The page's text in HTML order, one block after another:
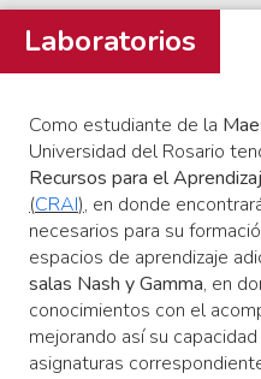
Laboratorios
Como estudiante de la
Universidad del Rosario
Recursos para el
(CRAI), en donde
necesarios para su
espacios de aprendizaje
salas Nash y Gamma, en
conocimientos con el
mejorando así su
asignaturas